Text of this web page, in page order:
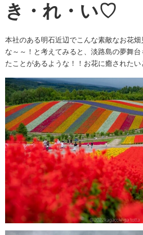
き・れ・い♡
本社のある明石近辺でこんな素敵なお花
な～～！と考えてみると、淡路島の夢舞
たことがあるような！！お花に癒された